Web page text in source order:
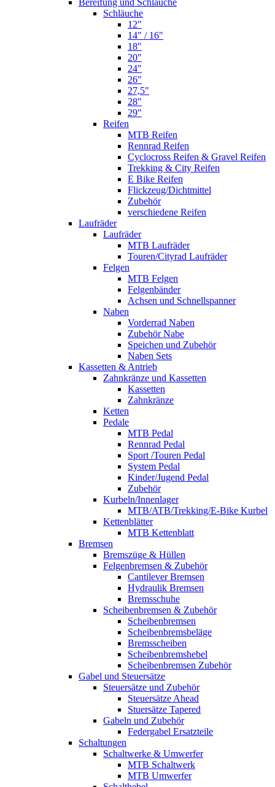
Bereifung und Schläuche
Schläuche
12"
14" / 16"
18"
20"
24"
26"
27,5"
28"
29"
Reifen
MTB Reifen
Rennrad Reifen
Cyclocross Reifen & Gravel Reifen
Trekking & City Reifen
E Bike Reifen
Flickzeug/Dichtmittel
Zubehör
verschiedene Reifen
Laufräder
Laufräder
MTB Laufräder
Touren/Cityrad Laufräder
Felgen
MTB Felgen
Felgenbänder
Achsen und Schnellspanner
Naben
Vorderrad Naben
Zubehör Nabe
Speichen und Zubehör
Naben Sets
Kassetten & Antrieb
Zahnkränze und Kassetten
Kassetten
Zahnkränze
Ketten
Pedale
MTB Pedal
Rennrad Pedal
Sport /Touren Pedal
System Pedal
Kinder/Jugend Pedal
Zubehör
Kurbeln/Innenlager
MTB/ATB/Trekking/E-Bike Kurbel
Kettenblätter
MTB Kettenblatt
Bremsen
Bremszüge & Hüllen
Felgenbremsen & Zubehör
Cantilever Bremsen
Hydraulik Bremsen
Bremsschuhe
Scheibenbremsen & Zubehör
Scheibenbremsen
Scheibenbremsbeläge
Bremsscheiben
Scheibenbremshebel
Scheibenbremsen Zubehör
Gabel und Steuersätze
Steuersätze und Zubehör
Steuersätze Ahead
Stuersätze Tapered
Gabeln und Zubehör
Federgabel Ersatzteile
Schaltungen
Schaltwerke & Umwerfer
MTB Schaltwerk
MTB Umwerfer